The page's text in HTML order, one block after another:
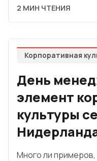
2 МИН ЧТЕНИЯ
Корпоративная
День
элемент
культуры
Много ли примеров,